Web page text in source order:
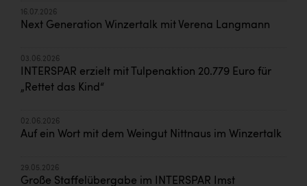
16.07.2026
Next Generation Winzertalk mit Verena Langmann
03.06.2026
INTERSPAR erzielt mit Tulpenaktion 20.779 Euro für
„Rettet das Kind“
02.06.2026
Auf ein Wort mit dem Weingut Nittnaus im Winzertalk
29.05.2026
Große Staffelübergabe im INTERSPAR Imst